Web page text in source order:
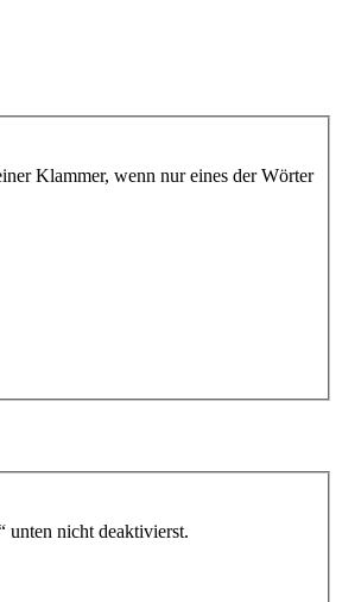
Klammer, wenn nur eines der Wörter
unten nicht deaktivierst.